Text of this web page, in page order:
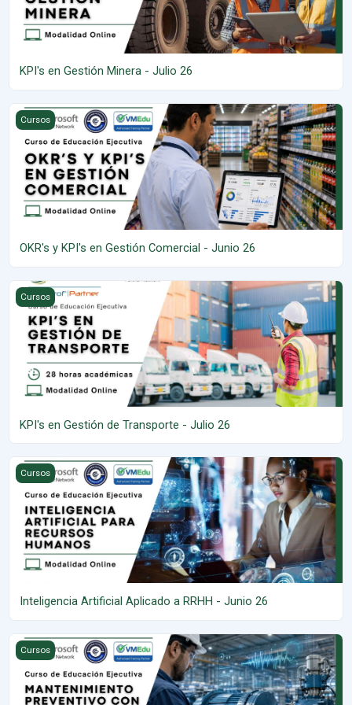
KPI's en Gestión Minera - Julio 26
OKR's y KPI's en Gestión Comercial - Junio 26
Cursos
OKR's y KPI's en Gestión Comercial - Junio 26
KPI's en Gestión de Transporte - Julio 26
Cursos
KPI's en Gestión de Transporte - Julio 26
Inteligencia Artificial Aplicado a RRHH - Junio 26
Cursos
Inteligencia Artificial Aplicado a RRHH - Junio 26
Mantenimiento Preventivo con IA y Python
Cursos